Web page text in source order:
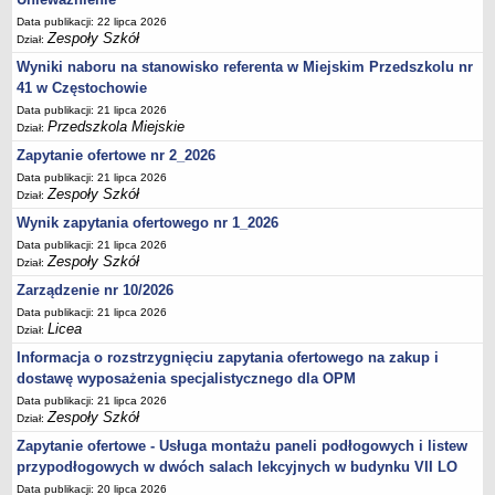
UDOSTĘPNIANIE INFORMACJI PUBLICZNEJ
OCHRONA DANYCH OSOBOWYCH
Data publikacji: 22 lipca 2026
Dział:Zespoły Szkół
Wyniki naboru na stanowisko referenta w Miejskim Przedszkolu nr
41 w Częstochowie
Data publikacji: 21 lipca 2026
Dział:Przedszkola Miejskie
Zapytanie ofertowe nr 2_2026
Data publikacji: 21 lipca 2026
Dział:Zespoły Szkół
Wynik zapytania ofertowego nr 1_2026
Data publikacji: 21 lipca 2026
Dział:Zespoły Szkół
Zarządzenie nr 10/2026
Data publikacji: 21 lipca 2026
Dział:Licea
Informacja o rozstrzygnięciu zapytania ofertowego na zakup i
dostawę wyposażenia specjalistycznego dla OPM
Data publikacji: 21 lipca 2026
Dział:Zespoły Szkół
Zapytanie ofertowe - Usługa montażu paneli podłogowych i listew
przypodłogowych w dwóch salach lekcyjnych w budynku VII LO
Data publikacji: 20 lipca 2026